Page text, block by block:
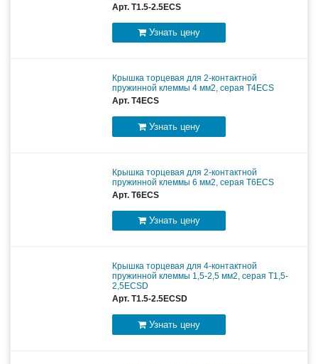
Арт. T1.5-2.5ECS
Узнать цену
Крышка торцевая для 2-контактной
пружинной клеммы 4 мм2, серая T4ECS
Арт. T4ECS
Узнать цену
Крышка торцевая для 2-контактной
пружинной клеммы 6 мм2, серая T6ECS
Арт. T6ECS
Узнать цену
Крышка торцевая для 4-контактной
пружинной клеммы 1,5-2,5 мм2, серая T1,5-
2,5ECSD
Арт. T1.5-2.5ECSD
Узнать цену